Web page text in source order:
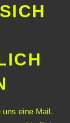
uns eine Mail.